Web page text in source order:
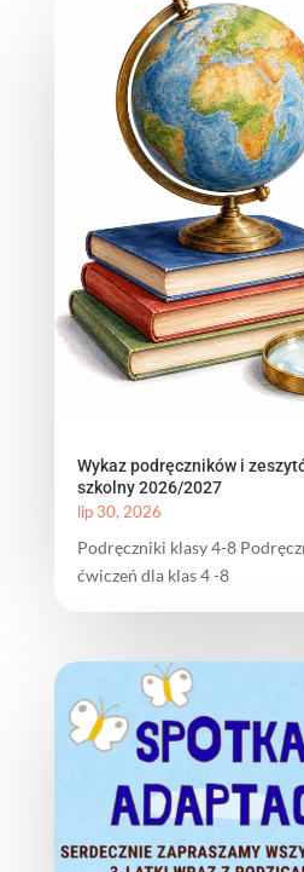
Wykaz podręczników i
szkolny 2026/2027
lip 30, 2026
Podręczniki klasy 4-8
ćwiczeń dla klas 4 -8